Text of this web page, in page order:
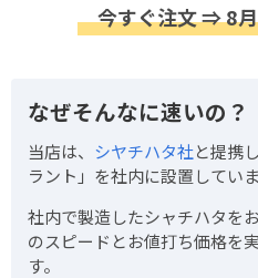
今すぐ注文 ⇒ 8
なぜそんなに速いの？
当店は、 シヤチハタ社と提携
ラント」を社内に設置していま
社内で製造したシャチハタを
のスピードとお値打ち価格を
す。